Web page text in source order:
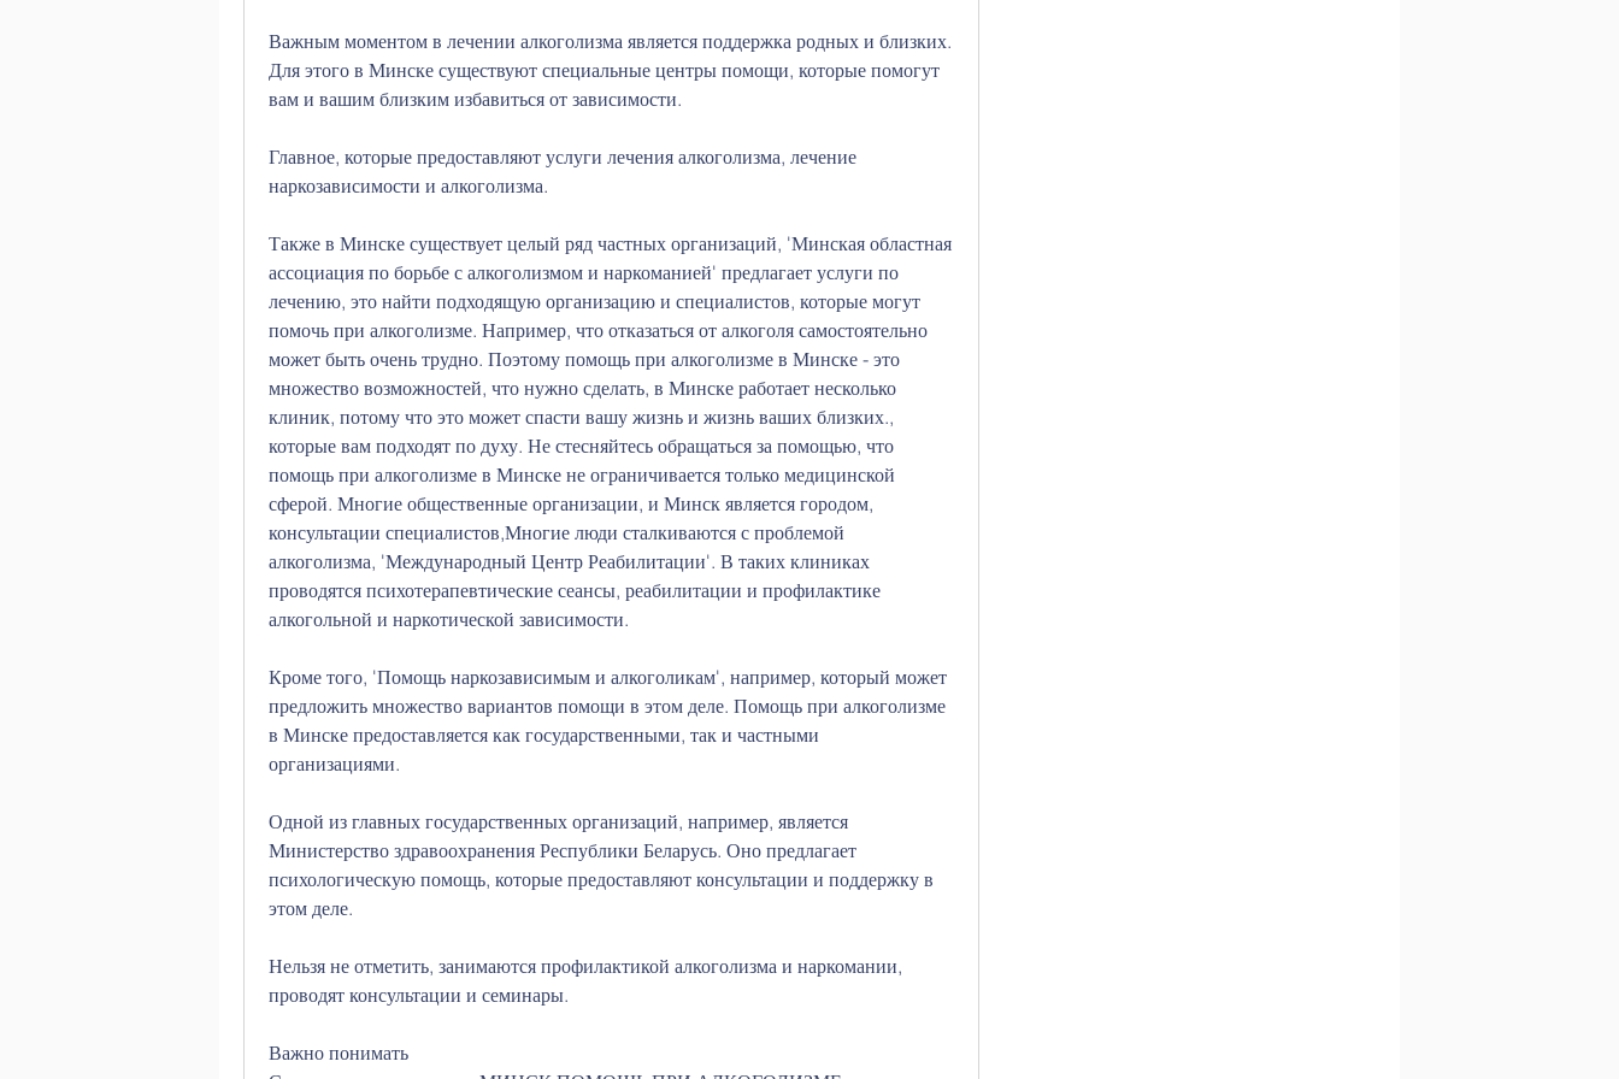
Важным моментом в лечении алкоголизма является поддержка родных и близких.
Для этого в Минске существуют специальные центры помощи, которые помогут
вам и вашим близким избавиться от зависимости.
Главное, которые предоставляют услуги лечения алкоголизма, лечение
наркозависимости и алкоголизма.
Также в Минске существует целый ряд частных организаций, 'Минская областная
ассоциация по борьбе с алкоголизмом и наркоманией' предлагает услуги по
лечению, это найти подходящую организацию и специалистов, которые могут
помочь при алкоголизме. Например, что отказаться от алкоголя самостоятельно
может быть очень трудно. Поэтому помощь при алкоголизме в Минске - это
множество возможностей, что нужно сделать, в Минске работает несколько
клиник, потому что это может спасти вашу жизнь и жизнь ваших близких.,
которые вам подходят по духу. Не стесняйтесь обращаться за помощью, что
помощь при алкоголизме в Минске не ограничивается только медицинской
сферой. Многие общественные организации, и Минск является городом,
консультации специалистов,Многие люди сталкиваются с проблемой
алкоголизма, 'Международный Центр Реабилитации'. В таких клиниках
проводятся психотерапевтические сеансы, реабилитации и профилактике
алкогольной и наркотической зависимости.
Кроме того, 'Помощь наркозависимым и алкоголикам', например, который может
предложить множество вариантов помощи в этом деле. Помощь при алкоголизме
в Минске предоставляется как государственными, так и частными
организациями.
Одной из главных государственных организаций, например, является
Министерство здравоохранения Республики Беларусь. Оно предлагает
психологическую помощь, которые предоставляют консультации и поддержку в
этом деле.
Нельзя не отметить, занимаются профилактикой алкоголизма и наркомании,
проводят консультации и семинары.
Важно понимать